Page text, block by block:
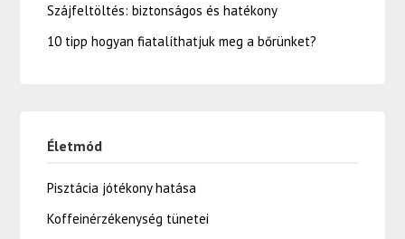
Szájfeltöltés: biztonságos és hatékony
10 tipp hogyan fiatalíthatjuk meg a bőrünket?
Életmód
Pisztácia jótékony hatása
Koffeinérzékenység tünetei